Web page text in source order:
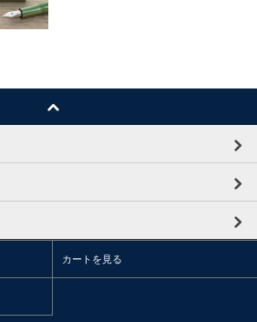
カートを見る